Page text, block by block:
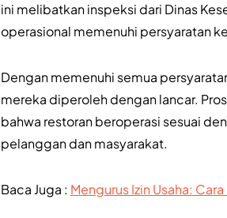
ini melibatkan inspeksi dari Dinas
operasional memenuhi persyaratan
Dengan memenuhi semua
mereka diperoleh dengan lancar.
bahwa restoran beroperasi sesuai
pelanggan dan masyarakat.
Baca Juga : Mengurus Izin Usaha: